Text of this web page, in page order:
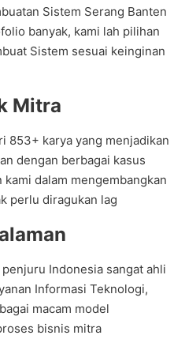
Sistem Serang Banten
banyak, kami lah pilihan
Sistem sesuai keinginan
Mitra
853+ karya yang menjadikan
dengan berbagai kasus
dalam mengembangkan
perlu diragukan lag
Indonesia sangat ahli
Informasi Teknologi,
macam model
bisnis mitra